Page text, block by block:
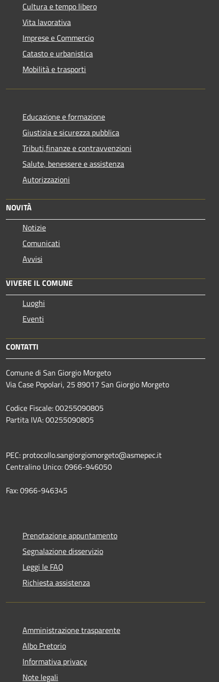
Cultura e tempo libero
Vita lavorativa
Imprese e Commercio
Catasto e urbanistica
Mobilità e trasporti
Educazione e formazione
Giustizia e sicurezza pubblica
Tributi,finanze e contravvenzioni
Salute, benessere e assistenza
Autorizzazioni
NOVITÀ
Notizie
Comunicati
Avvisi
VIVERE IL COMUNE
Luoghi
Eventi
CONTATTI
Comune di San Giorgio Morgeto
Via Case Popolari, 25 89017 San Giorgio Morgeto
Codice Fiscale: 00255090805
Partita IVA: 00255090805
PEC: protocollo.sangiorgiomorgeto@asmepec.it
Centralino Unico: 0966-946050
Fax: 0966-946345
Prenotazione appuntamento
Segnalazione disservizio
Leggi le FAQ
Richiesta assistenza
Amministrazione trasparente
Albo Pretorio
Informativa privacy
Note legali